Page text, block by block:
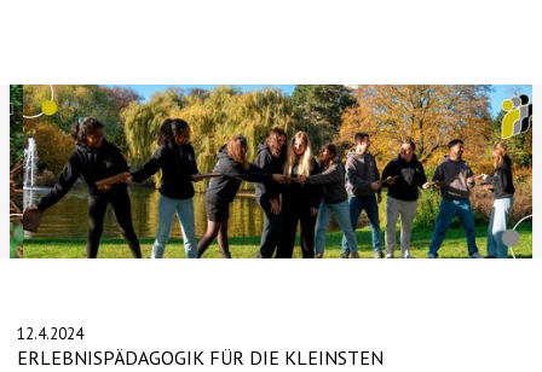
12.4.2024
ERLEBNISPÄDAGOGIK FÜR DIE KLEINSTEN